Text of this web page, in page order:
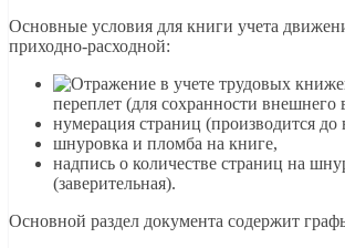
Основные условия для книги учета
приходно-расходной:
переплет (для сохранности внешнего
нумерация страниц (производится
шнуровка и пломба на книге,
надпись о количестве страниц на
(заверительная).
Основной раздел документа содержит